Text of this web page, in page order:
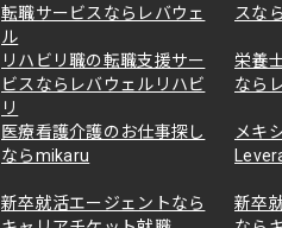
転職サービスならレバウェ
ル
スな
リハビリ職の転職支援サー
ビスならレバウェルリハビ
リ
栄養
なら
医療看護介護のお仕事探し
ならmikaru
メキ
新卒就活エージェントなら
新卒